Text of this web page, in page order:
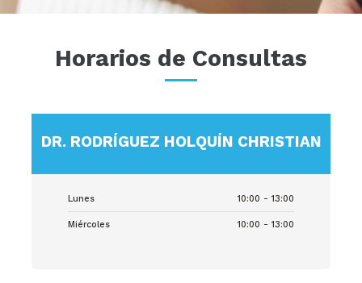
Horarios de Consultas
DR. RODRÍGUEZ HOLQUÍN CHRISTIAN
Lunes 10:00 - 13:00
Miércoles 10:00 - 13:00